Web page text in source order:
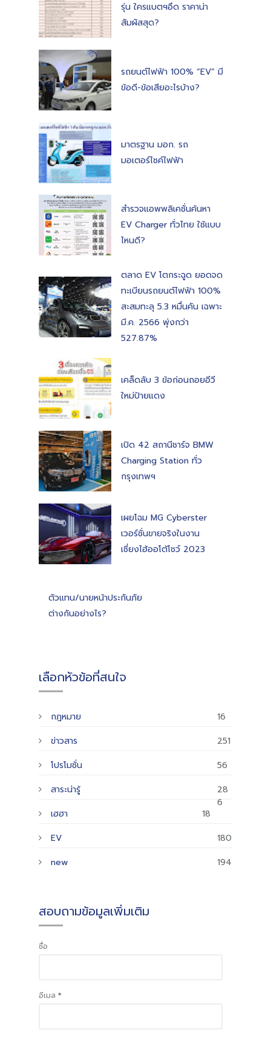
รุ่น ใครแบตฯอึด ราคาน่า
สัมผัสสุด?
รถยนต์ไฟฟ้า 100% “EV” มี
ข้อดี-ข้อเสียอะไรบ้าง?
มาตรฐาน มอก. รถ
มอเตอร์ไซค์ไฟฟ้า
สำรวจแอพพลิเคชั่นค้นหา
EV Charger ทั่วไทย ใช้แบบ
ไหนดี?
ตลาด EV โตกระฉูด ยอดจด
ทะเบียนรถยนต์ไฟฟ้า 100%
สะสมทะลุ 5.3 หมื่นคัน เฉพาะ
มี.ค. 2566 พุ่งกว่า
527.87%
เคล็ดลับ 3 ข้อก่อนถอยอีวี
ใหม่ป้ายแดง
เปิด 42 สถานีชาร์จ BMW
Charging Station ทั่ว
กรุงเทพฯ
เผยโฉม MG Cyberster
เวอร์ชั่นขายจริงในงาน
เซี่ยงไฮ้ออโต้โชว์ 2023
ตัวแทน/นายหน้าประกันภัย
ต่างกันอย่างไร?
เลือกหัวข้อที่สนใจ
กฎหมาย
16
ข่าวสาร
251
โปรโมชั่น
56
สาระน่ารู้
28
6
เฮฮา
18
EV
180
new
194
สอบถามข้อมูลเพิ่มเติม
ชื่อ
อีเมล *